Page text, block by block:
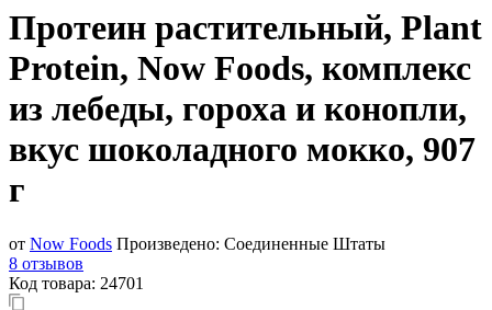
Протеин растительный, Plant
Protein, Now Foods, комплекс
из лебеды, гороха и конопли,
вкус шоколадного мокко, 907
г
от Now Foods Произведено: Соединенные Штаты
8 отзывов
Код товара: 24701